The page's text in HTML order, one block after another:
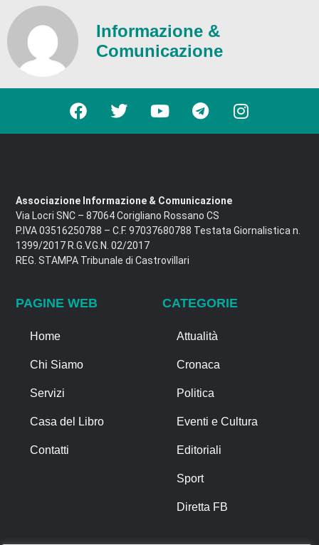
Informazione &
Comunicazione
Associazione Informazione & Comunicazione
Via Locri SNC – 87064 Corigliano Rossano CS
P.IVA 03516250788 – C.F. 97037680788 Testata Giornalistica n.
1399/2017 R.G.V.G.N. 02/2017
REG. STAMPA Tribunale di Castrovillari
PAGINE WEB
Home
Chi Siamo
Servizi
Casa del Libro
Contatti
CATEGORIE
Attualità
Cronaca
Politica
Eventi e Cultura
Editoriali
Sport
Diretta FB